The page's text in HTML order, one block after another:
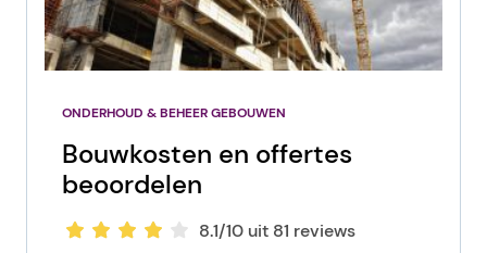
ONDERHOUD & BEHEER GEBOUWEN
Bouwkosten en offertes
beoordelen
8.1/10 uit 81 reviews